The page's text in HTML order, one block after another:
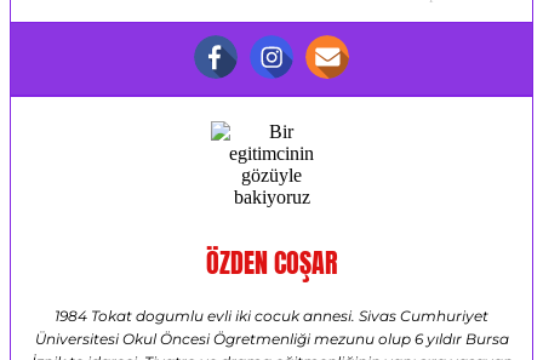
ÖZDEN COŞAR
1984 Tokat dogumlu evli iki cocuk annesi. Sivas Cumhuriyet
Üniversitesi Okul Öncesi Ögretmenliği mezunu olup 6 yıldır Bursa